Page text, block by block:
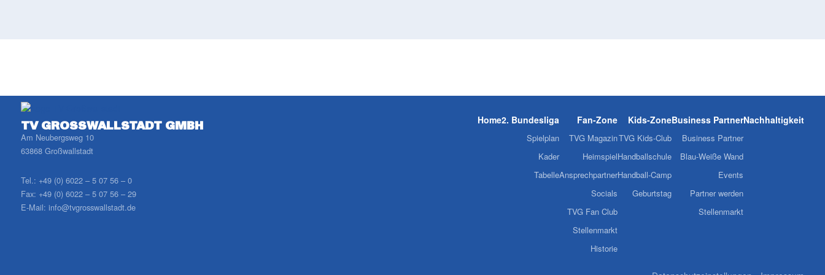
TV GROSSWALLSTADT GMBH
Am Neubergsweg 10
63868 Großwallstadt
Tel.: +49 (0) 6022 – 5 07 56 – 0
Fax: +49 (0) 6022 – 5 07 56 – 29
E-Mail: info@tvgrosswallstadt.de
Home2. Bundesliga
Spielplan
Kader
Tabelle
Fan-Zone
TVG Magazin
Heimspiel
Ansprechpartner
Socials
TVG Fan Club
Stellenmarkt
Historie
Kids-Zone
TVG Kids-Club
Handballschule
Handball-Camp
Geburtstag
Business Partner
Business Partner
Blau-Weiße Wand
Events
Partner werden
Stellenmarkt
Nachhaltigkeit